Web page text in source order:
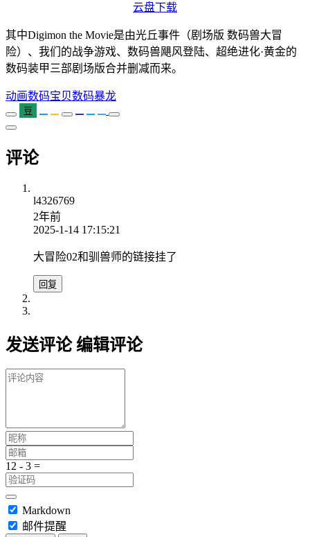
云盘下载
其中Digimon the Movie是由光丘事件（剧场版 数码兽大冒
险）、我们的战争游戏、数码兽飓风登陆、超绝进化·黄金的
数码装甲三部剧场版合并删减而来。
动画数码宝贝数码暴龙
豆
评论
l4326769
2年前
2025-1-14 17:15:21
大冒险02和驯兽师的链接挂了
回复
发送评论 编辑评论
Markdown
邮件提醒